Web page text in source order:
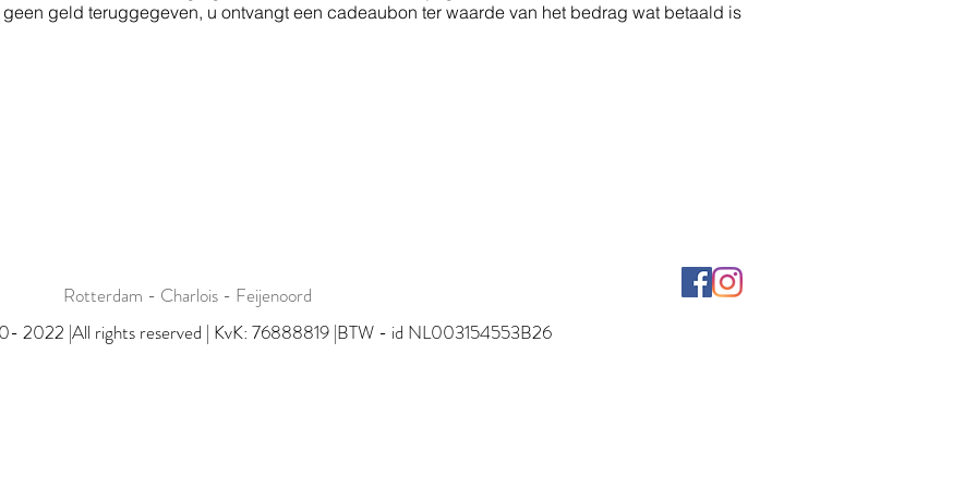
geld teruggegeven, u ontvangt een cadeaubon ter waarde van het bedrag wat betaald is
Rotterdam - Charlois - Feijenoord
2022 |All rights reserved | KvK: 76888819 |BTW - id NL003154553B26